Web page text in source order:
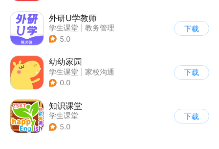
外研U学教师
学生课堂
教务管理
5.0
下载
幼幼家园
学生课堂
家校沟通
0.0
下载
知识课堂
学生课堂
5.0
下载